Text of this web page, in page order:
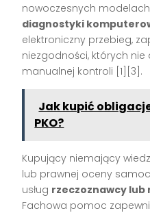
nowoczesnych
diagnostyki
elektroniczny przebieg,
niezgodności, których
manualnej kontroli [1][3] .
Jak kupić
PKO?
Kupujący niemający
lub prawnej oceny
usług rzeczoznawcy
Fachowa pomoc